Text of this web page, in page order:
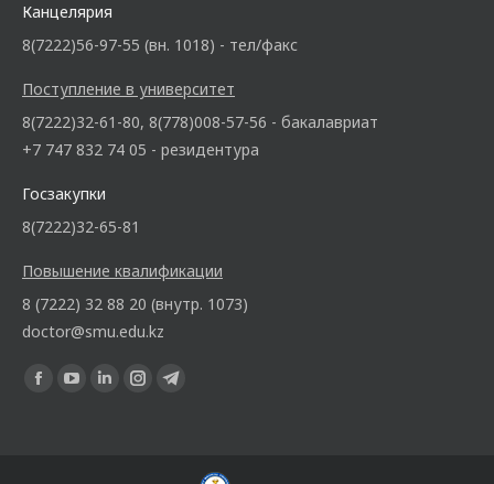
Канцелярия
8(7222)56-97-55 (вн. 1018) - тел/факс
Поступление в университет
8(7222)32-61-80, 8(778)008-57-56 - бакалавриат
+7 747 832 74 05 - резидентура
Госзакупки
8(7222)32-65-81
Повышение квалификации
8 (7222) 32 88 20 (внутр. 1073)
doctor@smu.edu.kz
Ищите нас: